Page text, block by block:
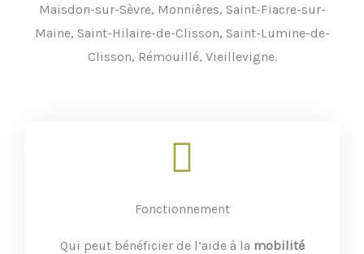
Maisdon-sur-Sèvre, Monnières, Saint-Fiacre-sur-
Maine, Saint-Hilaire-de-Clisson, Saint-Lumine-de-
Clisson, Rémouillé, Vieillevigne.
Fonctionnement
Qui peut bénéficier de l’aide à la mobilité